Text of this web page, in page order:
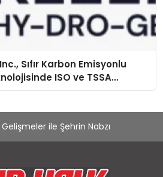
Sıfır Karbon Emisyonlu
ISO ve TSSA
Aldı
ile Şehrin Nabzı